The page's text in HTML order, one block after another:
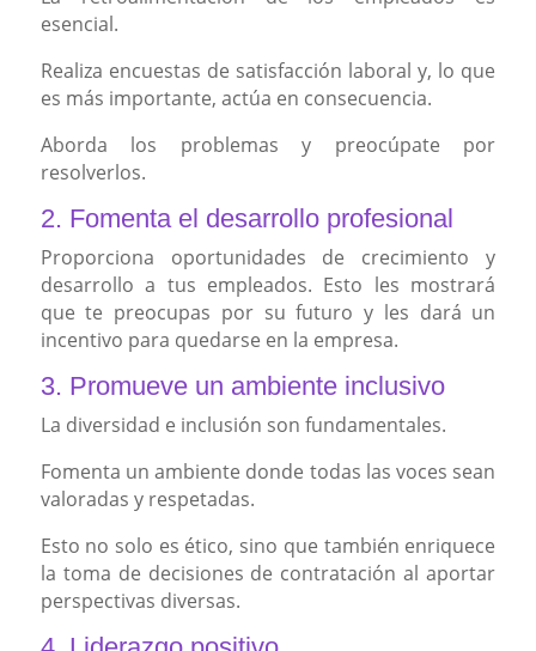
esencial.
Realiza encuestas de satisfacción laboral y, lo que
es más importante, actúa en consecuencia.
Aborda los problemas y preocúpate por
resolverlos.
2. Fomenta el desarrollo profesional
Proporciona oportunidades de crecimiento y
desarrollo a tus empleados. Esto les mostrará
que te preocupas por su futuro y les dará un
incentivo para quedarse en la empresa.
3. Promueve un ambiente inclusivo
La diversidad e inclusión son fundamentales.
Fomenta un ambiente donde todas las voces sean
valoradas y respetadas.
Esto no solo es ético, sino que también enriquece
la toma de decisiones de contratación al aportar
perspectivas diversas.